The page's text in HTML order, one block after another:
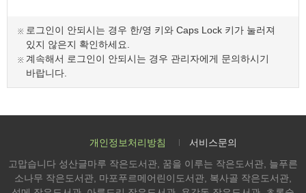
로그인이 안되시는 경우 한/영 키와 Caps Lock 키가 눌러져
있지 않은지 확인하세요.
계속해서 로그인이 안되시는 경우 관리자에게 문의하시기
바랍니다.
개인정보처리방침
서비스문의
고맙습니다 성산글마루 작은도서관, 꿈을 이루는 작은도서관, 늘푸른
소나무 작은도서관, 마포푸르메어린이도서관, 복사골 작은도서관,